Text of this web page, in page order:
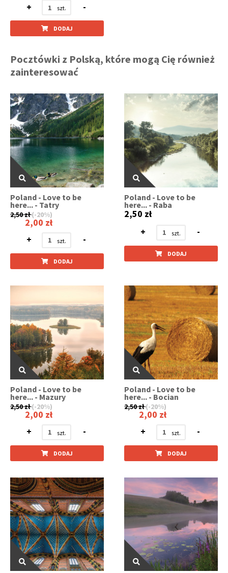
+
-
DODAJ
Pocztówki z Polską, które mogą Cię również
zainteresować
Poland - Love to be
here... - Tatry
2,50 zł (-20%)
2,00 zł
+
-
DODAJ
Poland - Love to be
here... - Raba
2,50 zł
+
-
DODAJ
Poland - Love to be
here... - Mazury
2,50 zł (-20%)
2,00 zł
+
-
DODAJ
Poland - Love to be
here... - Bocian
2,50 zł(-20%)
2,00 zł
+
-
DODAJ